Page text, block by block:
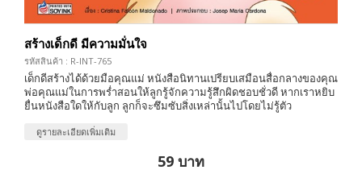
สร้างเด็กดี มีความมั่นใจ
รหัสสินค้า : R-INT-765
เด็กดีสร้างได้ด้วยมือคุณแม่ หนังสือนิทานเปรียบเสมือนสื่อกลางของคุณ
พ่อคุณแม่ในการพร่ำสอนให้ลูกรู้จักความรู้สึกผิดชอบชั่วดี หากเราหยิบ
ยื่นหนังสือใดให้กับลูก ลูกก็จะซึมซับสิ่งเหล่านั้นไปโดยไม่รู้ตัว
ดูรายละเอียดเพิ่มเติม
59 บาท